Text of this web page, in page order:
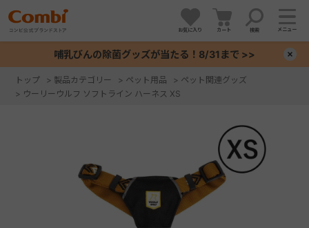
お気に入り カート 検索 メニュー
哺乳びんの除菌グッズが当たる！8/31まで >>
トップ > 製品カテゴリー > ペット用品 > ペット関連グッズ
> ウーリーウルフ ソフトライン ハーネス XS